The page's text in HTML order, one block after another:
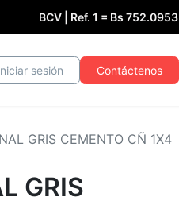
BCV | Ref. 1 = Bs 752.0953
sesión Contáctenos
GRIS CEMENTO CÑ 1X4
GRIS